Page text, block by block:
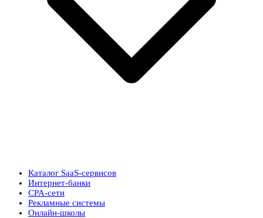
Каталог SaaS-сервисов
Интернет-банки
CPA-сети
Рекламные системы
Онлайн-школы